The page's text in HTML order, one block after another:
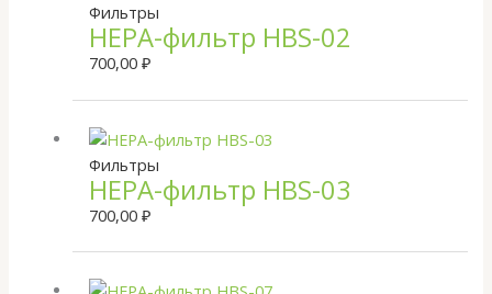
Фильтры
HEPA-фильтр HBS-02
700,00 ₽
Фильтры
HEPA-фильтр HBS-03
700,00 ₽